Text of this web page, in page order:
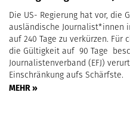
Die US- Regierung hat vor, die
ausländische Journalist*innen
auf 240 Tage zu verkürzen.
die Gültigkeit auf 90 Tage
Journalistenverband (EFJ)
Einschränkung aufs Schärfste.
MEHR »